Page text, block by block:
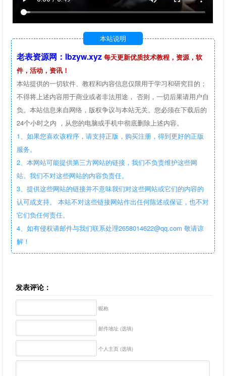
本站说明
老表资源网：lbzyw.xyz 每天更新优质技术教程，资源，软
件，活动，资讯！
本站提供的一切软件、教程和内容信息仅限用于学习和研究目的；
不得将上述内容用于商业或者非法用途， 否则，一切后果请用户自
负。本站信息来自网络，版权争议与本站无关。您必须在下载后的
24个小时之内 ，从您的电脑或手机中彻底删除上述内容。
1、如果您喜欢该程序，请支持正版，购买注册，得到更好的正版
服务。
2、本网站可能提供第三方网站的链接，我们不负责维护这些网
站。我们不对这些网站的内容负责任。
3、提供这些网站的链接并不意味我们对这些网站或它们的内容的
认可或支持。 本站不对这些链接网站作出任何陈述或保证，也不对
它们负任何责任。
4、如有侵权请邮件与我们联系处理2658014622@qq.com 敬请谅
解！
发表评论：
昵称
邮件地址 (选填)
个人主页 (选填)